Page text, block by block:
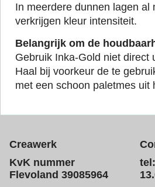
In meerdere dunnen lagen al
verkrijgen kleur intensiteit.
Belangrijk om de
Gebruik Inka-Gold niet direct
Haal bij voorkeur de te
met een schoon paletmes uit
Creawerk
KvK nummer
Flevoland 39085964